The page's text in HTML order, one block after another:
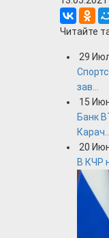
Читайте
29
зав...
15
Банк
Карач...
20
В КЧР